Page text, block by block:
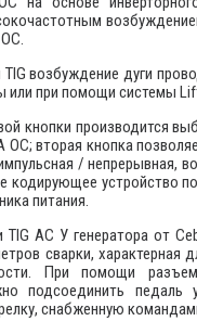
возбуждение дуги
или при помощи системы
кнопки производится
вторая кнопка
/ непрерывная,
кодирующее устройство
питания.
АС У генератора от
сварки, характерная
При помощи
подсоединить педаль
снабженную